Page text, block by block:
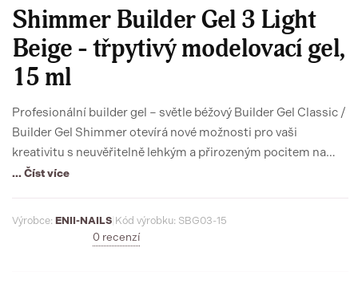
Shimmer Builder Gel 3 Light
Beige - třpytivý modelovací gel,
15 ml
Profesionální builder gel – světle béžový Builder Gel Classic /
Builder Gel Shimmer otevírá nové možnosti pro vaši
kreativitu s neuvěřitelně lehkým a přirozeným pocitem na
nehtech. Flexibilní viskozita, funkce báze i builderu –
... Číst více
Výrobce: ENII-NAILS Kód výrobku: SBG03-15
0 recenzí